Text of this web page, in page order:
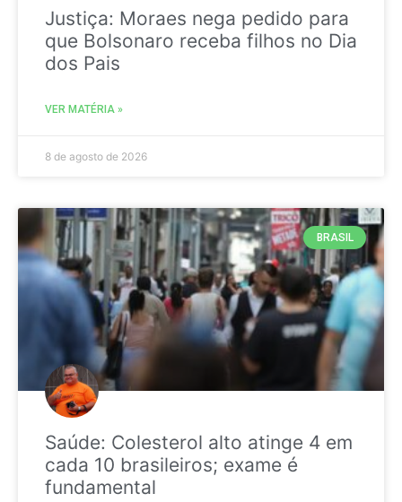
Justiça: Moraes nega pedido para
que Bolsonaro receba filhos no Dia
dos Pais
VER MATÉRIA »
8 de agosto de 2026
BRASIL
Saúde: Colesterol alto atinge 4 em
cada 10 brasileiros; exame é
fundamental